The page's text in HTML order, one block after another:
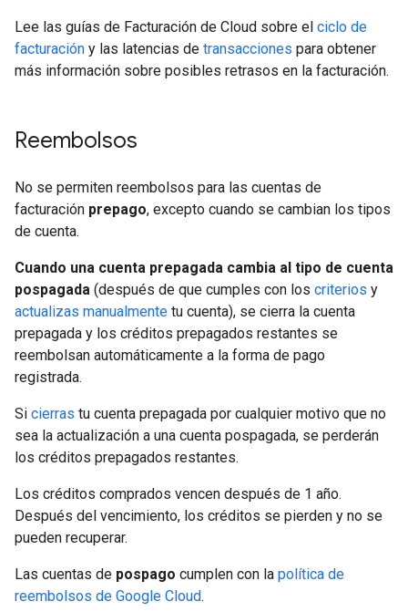
Lee las guías de Facturación de Cloud sobre el ciclo de
facturación y las latencias de transacciones para obtener
más información sobre posibles retrasos en la facturación.
Reembolsos
No se permiten reembolsos para las cuentas de
facturación prepago, excepto cuando se cambian los tipos
de cuenta.
Cuando una cuenta prepagada cambia al tipo de cuenta
pospagada (después de que cumples con los criterios y
actualizas manualmente tu cuenta), se cierra la cuenta
prepagada y los créditos prepagados restantes se
reembolsan automáticamente a la forma de pago
registrada.
Si cierras tu cuenta prepagada por cualquier motivo que no
sea la actualización a una cuenta pospagada, se perderán
los créditos prepagados restantes.
Los créditos comprados vencen después de 1 año.
Después del vencimiento, los créditos se pierden y no se
pueden recuperar.
Las cuentas de pospago cumplen con la política de
reembolsos de Google Cloud.